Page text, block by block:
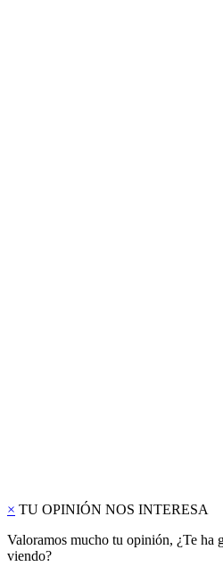
× TU OPINIÓN NOS INTERESA
Valoramos mucho tu opinión, ¿Te ha
viendo?